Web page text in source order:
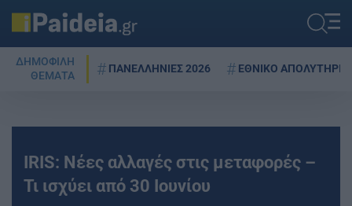
ΔΗΜΟΦΙΛΗ
ΘΕΜΑΤΑ
ΠΑΝΕΛΛΗΝΙΕΣ 2026 ΕΘΝΙΚΟ ΑΠΟΛΥΤΗΡΙΟ
IRIS: Νέες αλλαγές στις μεταφορές –
Τι ισχύει από 30 Ιουνίου